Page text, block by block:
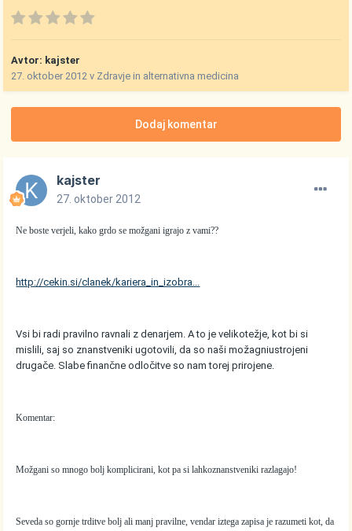
Avtor: kajster
27. oktober 2012 v Zdravje in alternativna medicina
Dodaj komentar
kajster
27. oktober 2012
Ne boste verjeli, kako grdo se možgani igrajo z vami??
http://cekin.si/clanek/kariera_in_izobra...
Vsi bi radi pravilno ravnali z denarjem. A to je velikotežje, kot bi si
mislili, saj so znanstveniki ugotovili, da so naši možagniustrojeni
drugače. Slabe finančne odločitve so nam torej prirojene.
Komentar:
Možgani so mnogo bolj komplicirani, kot pa si lahkoznanstveniki razlagajo!
Seveda so gornje trditve bolj ali manj pravilne, vendar iztega zapisa je razumeti kot, da